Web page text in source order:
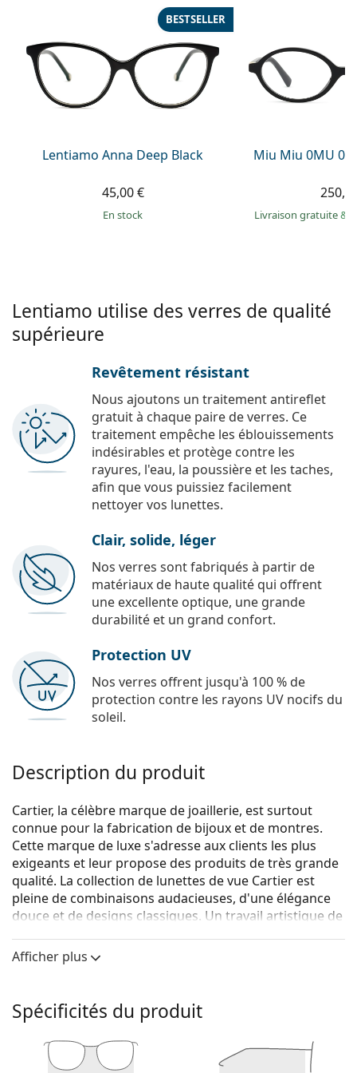
Prada
Toutes les marques
Lentiamo Anna Deep Black
BESTSELLER
45,00 €
en stock
Miu Miu 0MU
Livraison gratuite&
Lentiamo utilise des verres de qualité
supérieure
Revêtement résistant
Nous ajoutons un traitement antireflet
gratuit à chaque paire de verres. Ce
traitement empêche les éblouissements
indésirables et protège contre les
rayures, l'eau, la poussière et les taches,
afin que vous puissiez facilement
nettoyer vos lunettes.
Clair, solide, léger
Nos verres sont fabriqués à partir de
matériaux de haute qualité qui offrent
une excellente optique, une grande
durabilité et un grand confort.
Protection UV
Nos verres offrent jusqu'à 100 % de
protection contre les rayons UV nocifs du
soleil.
Description du produit
Cartier, la célèbre marque de joaillerie, est surtout
connue pour la fabrication de bijoux et de montres.
Cette marque de luxe s'adresse aux clients les plus
exigeants et leur propose des produits de très grande
qualité. La collection de lunettes de vue Cartier est
pleine de combinaisons audacieuses, d'une élégance
douce et de designs classiques. Un travail artistique de
caractéristiques des lunettes de vue Cartier.
Monture de lunettes de vue
La couleur noire de la monture s'accorde
parfaitement avec tous les teints et des cheveux
Afficher plus
Spécificités du produit